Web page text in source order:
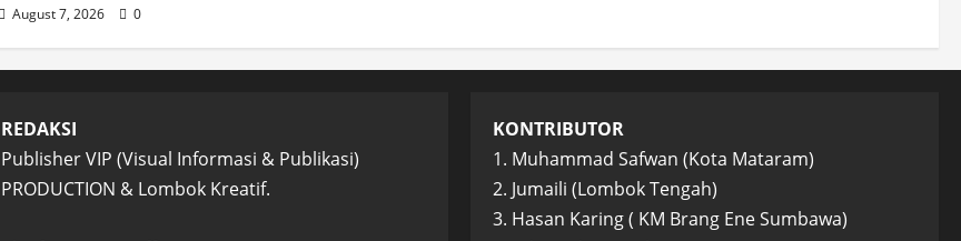
August 7, 2026 0
REDAKSI
Publisher VIP (Visual Informasi & Publikasi)
PRODUCTION & Lombok Kreatif.
KONTRIBUTOR
1. Muhammad Safwan (Kota Mataram)
2. Jumaili (Lombok Tengah)
3. Hasan Karing ( KM Brang Ene Sumbawa)